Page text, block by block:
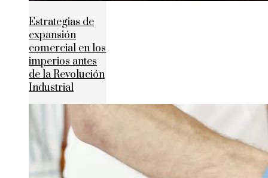
Estrategias de
expansión
comercial en los
imperios antes
de la Revolución
Industrial